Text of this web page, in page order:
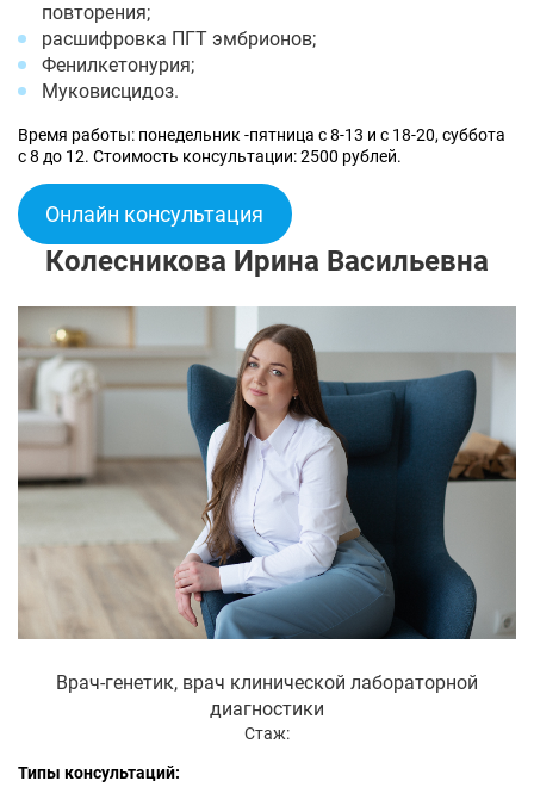
повторения;
расшифровка ПГТ эмбрионов;
Фенилкетонурия;
Муковисцидоз.
Время работы: понедельник -пятница с 8-13 и с 18-20, суббота
с 8 до 12. Стоимость консультации: 2500 рублей.
Онлайн консультация
Колесникова Ирина Васильевна
Врач-генетик, врач клинической лабораторной
диагностики
Стаж:
Типы консультаций: